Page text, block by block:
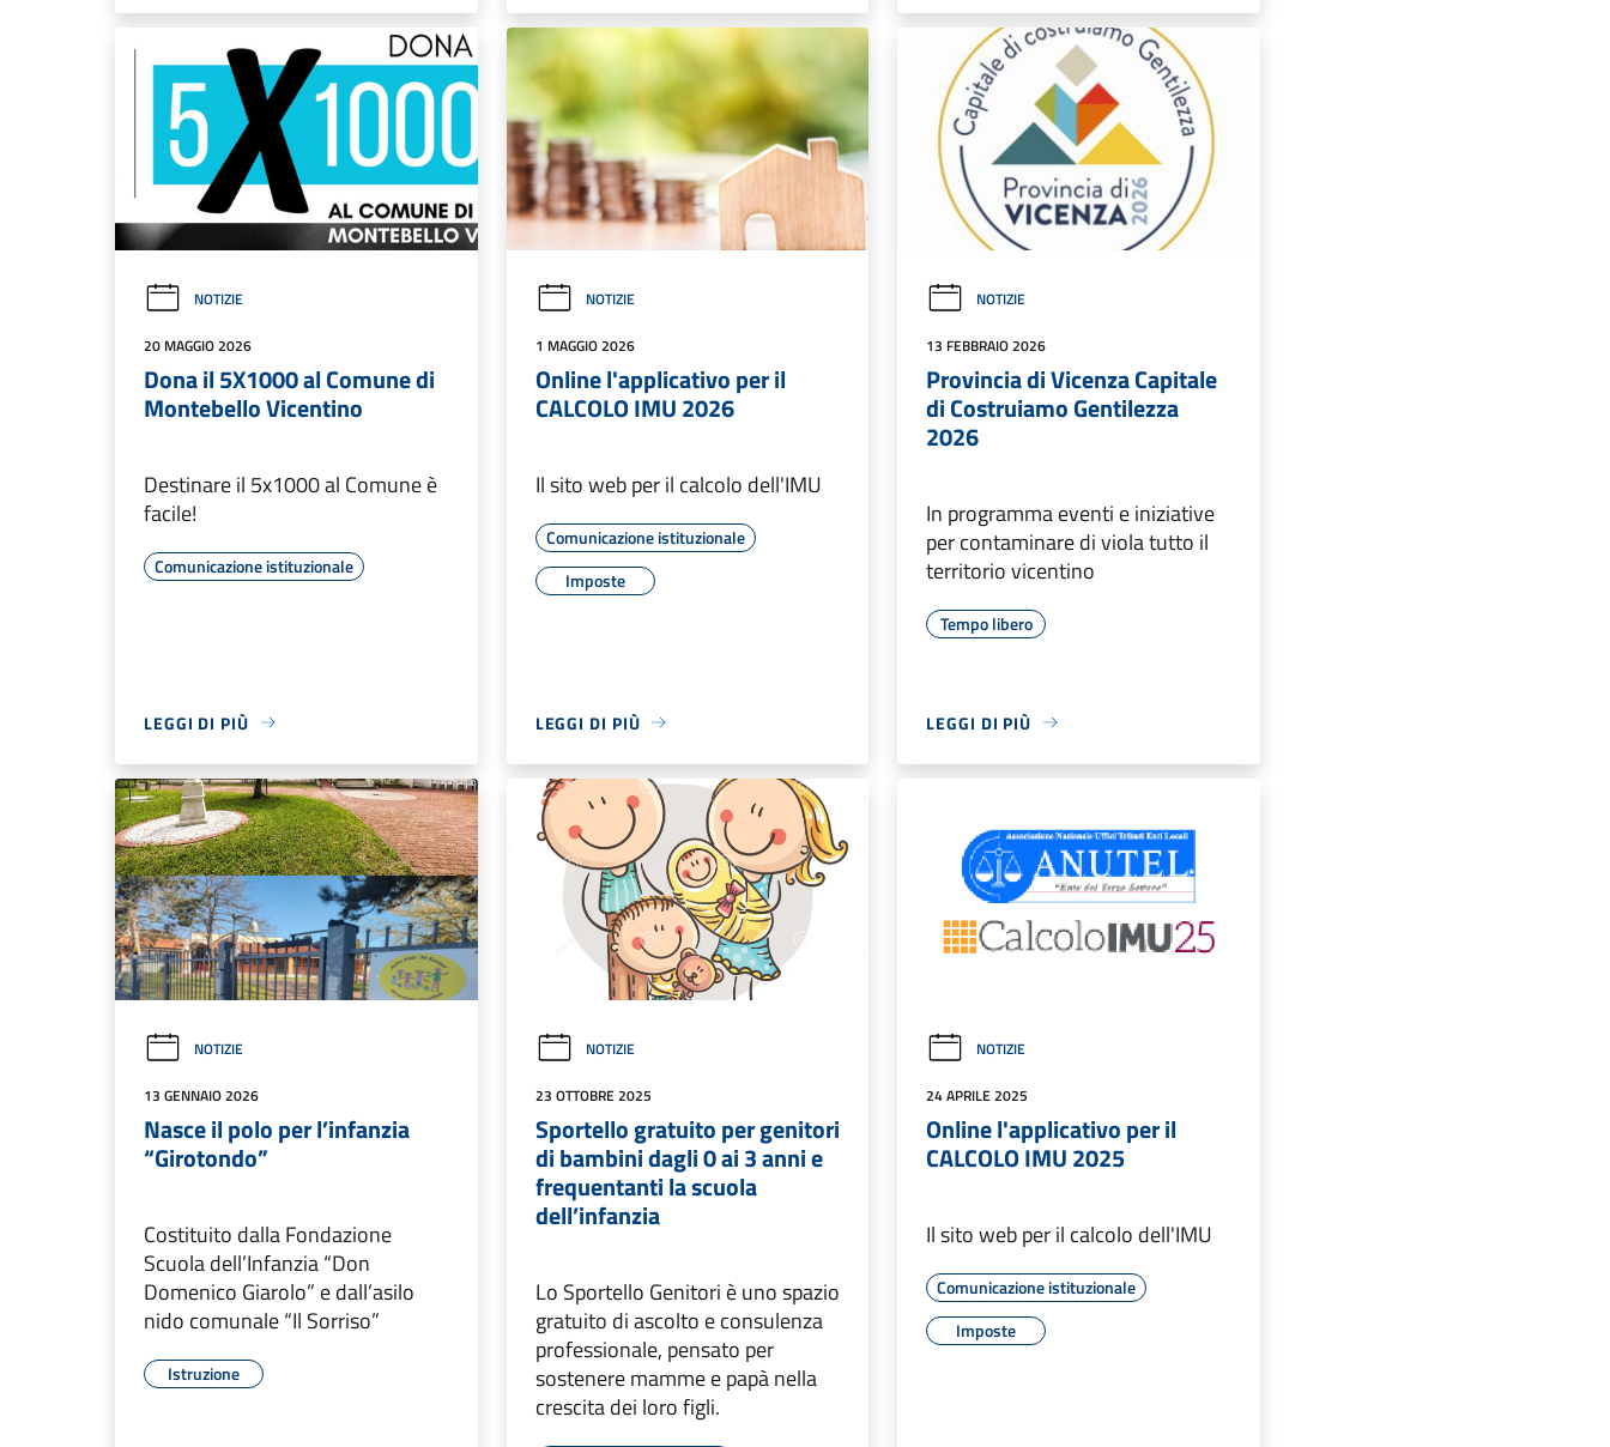
NOTIZIE
20 MAGGIO 2026
Dona il 5X1000 al Comune di
Montebello Vicentino
Destinare il 5x1000 al Comune è
facile!
Comunicazione istituzionale
LEGGI DI PIÙ
NOTIZIE
1 MAGGIO 2026
Online l'applicativo per il
CALCOLO IMU 2026
Il sito web per il calcolo dell'IMU
Comunicazione istituzionale
Imposte
LEGGI DI PIÙ
NOTIZIE
13 FEBBRAIO 2026
Provincia di Vicenza Capitale
di Costruiamo Gentilezza
2026
In programma eventi e iniziative
per contaminare di viola tutto il
territorio vicentino
Tempo libero
LEGGI DI PIÙ
NOTIZIE
13 GENNAIO 2026
Nasce il polo per l’infanzia
“Girotondo”
Costituito dalla Fondazione
Scuola dell’Infanzia “Don
Domenico Giarolo” e dall’asilo
nido comunale “Il Sorriso”
Istruzione
NOTIZIE
23 OTTOBRE 2025
Sportello gratuito per genitori
di bambini dagli 0 ai 3 anni e
frequentanti la scuola
dell’infanzia
Lo Sportello Genitori è uno spazio
gratuito di ascolto e consulenza
professionale, pensato per
sostenere mamme e papà nella
crescita dei loro figli.
NOTIZIE
24 APRILE 2025
Online l'applicativo per il
CALCOLO IMU 2025
Il sito web per il calcolo dell'IMU
Comunicazione istituzionale
Imposte